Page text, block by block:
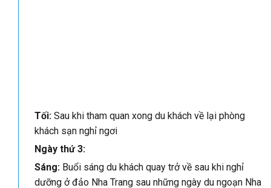
Tối: Sau khi tham quan xong du khách về lại phòng
khách sạn nghỉ ngơi
Ngày thứ 3:
Sáng: Buổi sáng du khách quay trở về sau khi nghỉ
dưỡng ở đảo Nha Trang sau những ngày du ngoạn Nha